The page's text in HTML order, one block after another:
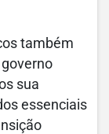
também
sua
essenciais